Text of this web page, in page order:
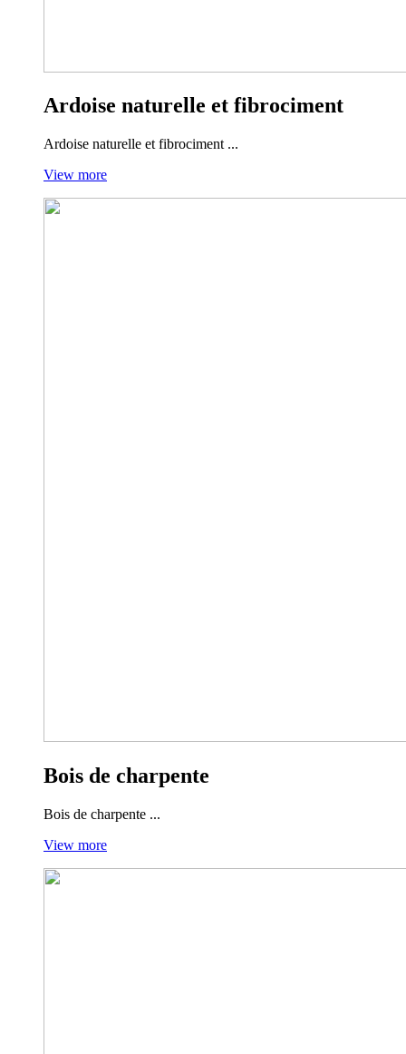
Ardoise naturelle et fibrociment
Ardoise naturelle et fibrociment ...
View more
Bois de charpente
Bois de charpente ...
View more